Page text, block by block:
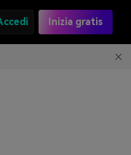
Inizia gratis